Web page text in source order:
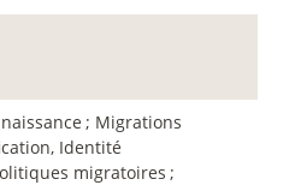
; Migrations
Identité
migratoires ;